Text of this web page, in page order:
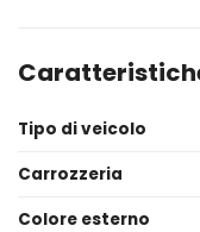
Tipo di veicolo
Carrozzeria
Colore esterno